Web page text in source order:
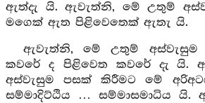
ඇත්දැ යි. ඇවැත්නි, මේ උතුම්
මගෙක් ඇත පිළිවෙතෙක් ඇතැ යි.
ඇවැත්නි, මේ උතුම්
කවරේ ද පිළිවෙත කවරේ දැ යි.
අස්වැසුම පසක් කිරීමට මේ
සම්මාදිට්ඨිය … සම්මාසමාධිය යි.